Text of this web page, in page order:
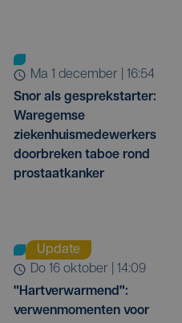
ma 1 december | 16:54
Snor als gesprekstarter:
Waregemse
ziekenhuismedewerkers
doorbreken taboe rond
prostaatkanker
Update
do 16 oktober | 14:09
"Hartverwarmend":
verwenmomenten voor